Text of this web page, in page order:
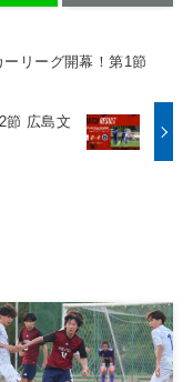
ーリーグ開幕！第1節
節 広島文